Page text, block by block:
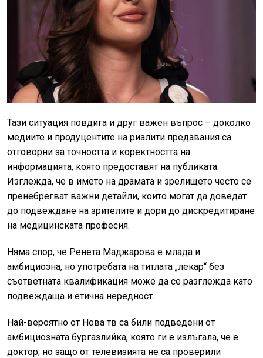
Тази ситуация повдига и друг важен въпрос – доколко
медиите и продуцентите на риалити предавания са
отговорни за точността и коректността на
информацията, която предоставят на публиката.
Изглежда, че в името на драмата и зрелището често се
пренебрегват важни детайли, които могат да доведат
до подвеждане на зрителите и дори до дискредитиране
на медицинската професия.
Няма спор, че Ренета Маджарова е млада и
амбициозна, но употребата на титлата „лекар“ без
съответната квалификация може да се разглежда като
подвеждаща и етична нередност.
Най-вероятно от Нова тв са били подведени от
амбициозната бургазлийка, която ги е излъгала, че е
доктор, но защо от телевизията не са проверили